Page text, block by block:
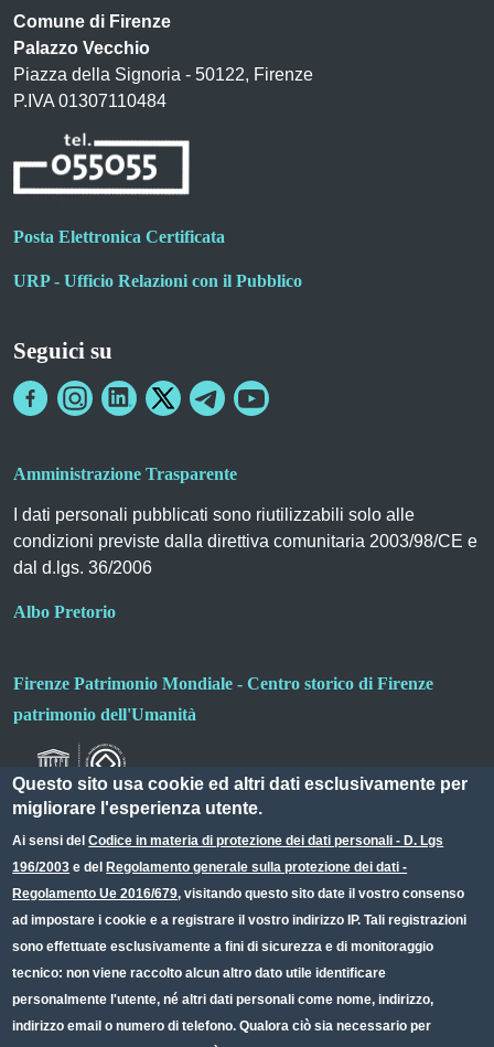
Comune di Firenze
Palazzo Vecchio
Piazza della Signoria - 50122, Firenze
P.IVA 01307110484
Posta Elettronica Certificata
URP - Ufficio Relazioni con il Pubblico
Seguici su
Amministrazione Trasparente
I dati personali pubblicati sono riutilizzabili solo alle
condizioni previste dalla direttiva comunitaria 2003/98/CE e
dal d.lgs. 36/2006
Albo Pretorio
Firenze Patrimonio Mondiale - Centro storico di Firenze
patrimonio dell'Umanità
Small prints
Useful links section
Redazione web
Privacy
Note legali
Questo sito usa cookie ed altri dati esclusivamente per
migliorare l'esperienza utente.
Ai sensi delCodice in materia di protezione dei dati personali - D. Lgs
196/2003 e del Regolamento generale sulla protezione dei dati -
Regolamento Ue 2016/679, visitando questo sito date il vostro consenso
ad impostare i cookie e a registrare il vostro indirizzo IP. Tali registrazioni
sono effettuate esclusivamente a fini di sicurezza e di monitoraggio
tecnico: non viene raccolto alcun altro dato utile identificare
personalmente l'utente, né altri dati personali come nome, indirizzo,
indirizzo email o numero di telefono. Qualora ciò sia necessario per